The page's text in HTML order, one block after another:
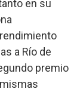
en su
a Río de
premio